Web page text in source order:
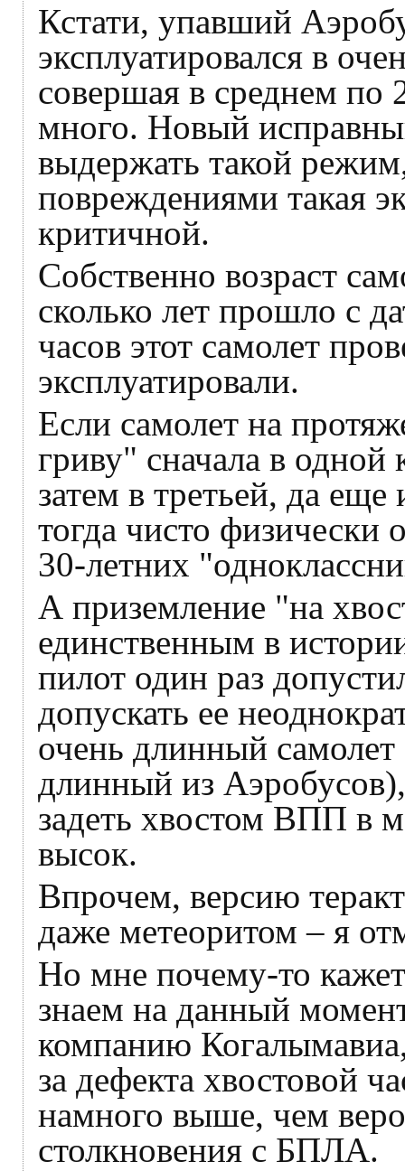
Кстати, упавший
эксплуатировался в
совершая в среднем по
много. Новый
выдержать такой
повреждениями такая
критичной.
Собственно возраст
сколько лет прошло с
часов этот самолет
эксплуатировали.
Если самолет на
гриву" сначала в
затем в третьей, да
тогда чисто физически
30-летних
А приземление "на
единственным в
пилот один раз
допускать ее
очень длинный
длинный из
задеть хвостом ВПП в
высок.
Впрочем, версию
даже метеоритом – я
Но мне почему-то
знаем на данный
компанию
за дефекта хвостовой
намного выше, чем
столкновения с БПЛА.